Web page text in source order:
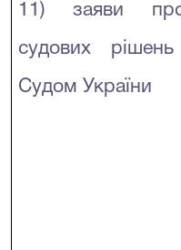
11) заяви
судових
Судом України